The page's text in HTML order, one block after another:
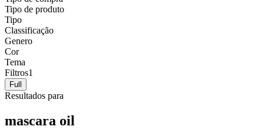
Tipo de produto
Tipo
Classificação
Genero
Cor
Tema
Filtros1
Full
Resultados para
mascara oil